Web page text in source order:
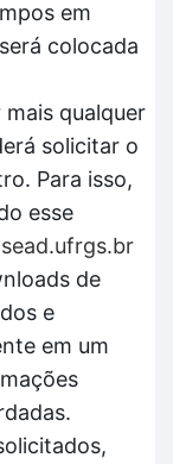
em
colocada
qualquer
solicitar o
Para isso,
esse
de
e
em um